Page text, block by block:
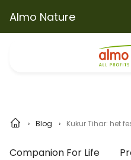
Almo Nature
Blog Kukur Tihar: het
Companion For Life